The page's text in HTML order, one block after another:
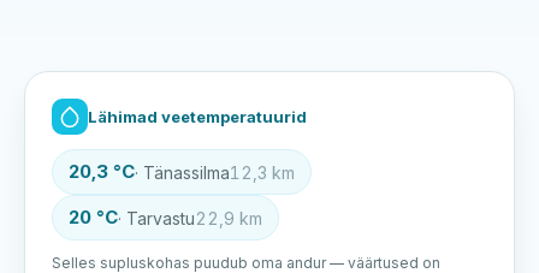
Lähimad veetemperatuurid
20,3 °C· Tänassilma12,3 km
20 °C· Tarvastu22,9 km
Selles supluskohas puudub oma andur — väärtused on